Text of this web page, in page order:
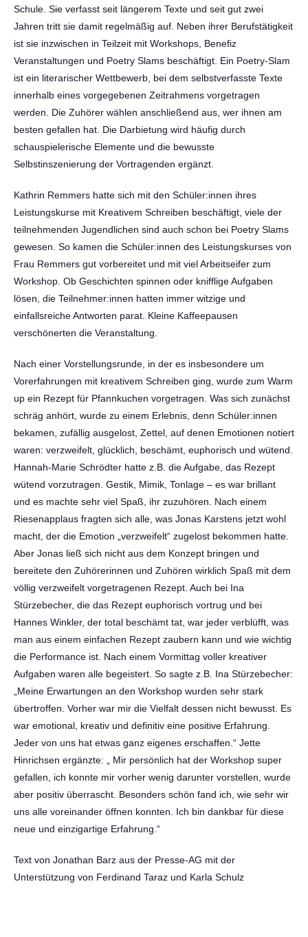
Schule. Sie verfasst seit längerem Texte und seit gut zwei
Jahren tritt sie damit regelmäßig auf. Neben ihrer Berufstätigkeit
ist sie inzwischen in Teilzeit mit Workshops, Benefiz
Veranstaltungen und Poetry Slams beschäftigt. Ein Poetry-Slam
ist ein literarischer Wettbewerb, bei dem selbstverfasste Texte
innerhalb eines vorgegebenen Zeitrahmens vorgetragen
werden. Die Zuhörer wählen anschließend aus, wer ihnen am
besten gefallen hat. Die Darbietung wird häufig durch
schauspielerische Elemente und die bewusste
Selbstinszenierung der Vortragenden ergänzt.
Kathrin Remmers hatte sich mit den Schüler:innen ihres
Leistungskurse mit Kreativem Schreiben beschäftigt, viele der
teilnehmenden Jugendlichen sind auch schon bei Poetry Slams
gewesen. So kamen die Schüler:innen des Leistungskurses von
Frau Remmers gut vorbereitet und mit viel Arbeitseifer zum
Workshop. Ob Geschichten spinnen oder knifflige Aufgaben
lösen, die Teilnehmer:innen hatten immer witzige und
einfallsreiche Antworten parat. Kleine Kaffeepausen
verschönerten die Veranstaltung.
Nach einer Vorstellungsrunde, in der es insbesondere um
Vorerfahrungen mit kreativem Schreiben ging, wurde zum Warm
up ein Rezept für Pfannkuchen vorgetragen. Was sich zunächst
schräg anhört, wurde zu einem Erlebnis, denn Schüler:innen
bekamen, zufällig ausgelost, Zettel, auf denen Emotionen notiert
waren: verzweifelt, glücklich, beschämt, euphorisch und wütend.
Hannah-Marie Schrödter hatte z.B. die Aufgabe, das Rezept
wütend vorzutragen. Gestik, Mimik, Tonlage – es war brillant
und es machte sehr viel Spaß, ihr zuzuhören. Nach einem
Riesenapplaus fragten sich alle, was Jonas Karstens jetzt wohl
macht, der die Emotion „verzweifelt“ zugelost bekommen hatte.
Aber Jonas ließ sich nicht aus dem Konzept bringen und
bereitete den Zuhörerinnen und Zuhören wirklich Spaß mit dem
völlig verzweifelt vorgetragenen Rezept. Auch bei Ina
Stürzebecher, die das Rezept euphorisch vortrug und bei
Hannes Winkler, der total beschämt tat, war jeder verblüfft, was
man aus einem einfachen Rezept zaubern kann und wie wichtig
die Performance ist. Nach einem Vormittag voller kreativer
Aufgaben waren alle begeistert. So sagte z.B. Ina Stürzebecher:
„Meine Erwartungen an den Workshop wurden sehr stark
übertroffen. Vorher war mir die Vielfalt dessen nicht bewusst. Es
war emotional, kreativ und definitiv eine positive Erfahrung.
Jeder von uns hat etwas ganz eigenes erschaffen.“ Jette
Hinrichsen ergänzte: „ Mir persönlich hat der Workshop super
gefallen, ich konnte mir vorher wenig darunter vorstellen, wurde
aber positiv überrascht. Besonders schön fand ich, wie sehr wir
uns alle voreinander öffnen konnten. Ich bin dankbar für diese
neue und einzigartige Erfahrung.“
Text von Jonathan Barz aus der Presse-AG mit der
Unterstützung von Ferdinand Taraz und Karla Schulz